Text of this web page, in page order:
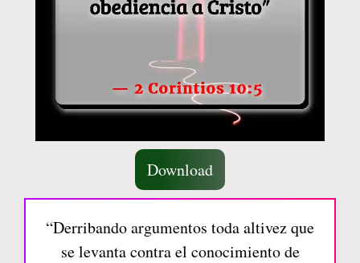
Download
“Derribando argumentos toda altivez que
se levanta contra el conocimiento de